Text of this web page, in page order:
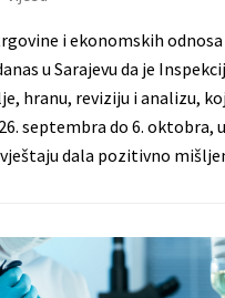
i ekonomskih
u Sarajevu da je
hranu, reviziju i analizu,
septembra do 6. oktobra, u
dala pozitivno